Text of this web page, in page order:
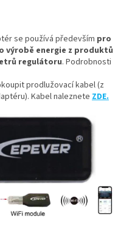
se používá především pro
výrobě energie z produktů
regulátoru. Podrobnosti
prodlužovací kabel (z
Kabel naleznete ZDE.